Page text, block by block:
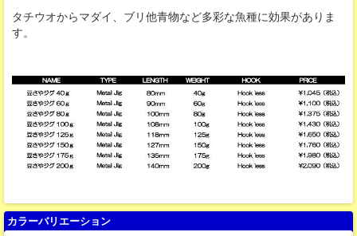
タチウオからマダイ、ブリ他青物など多彩な魚種に効果がありま
す。
カラーバリエーション